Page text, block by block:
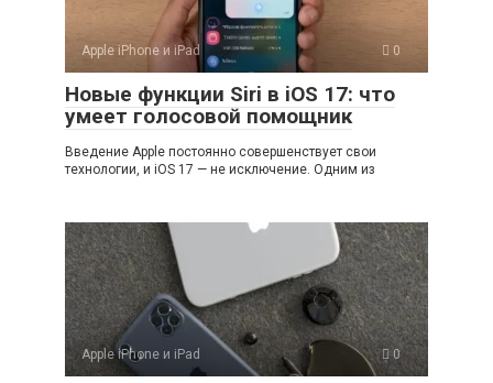
Apple iPhone и iPad 0
Новые функции Siri в iOS 17: что
умеет голосовой помощник
Введение Apple постоянно совершенствует свои
технологии, и iOS 17 — не исключение. Одним из
Apple iPhone и iPad 0